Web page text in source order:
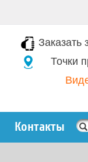
Заказать
Точки
Контакты